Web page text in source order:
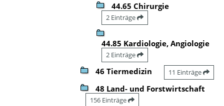
44.65 Chirurgie
2 Einträge
44.85 Kardiologie, Angiologie
2 Einträge
46 Tiermedizin 11 Einträge
48 Land- und Forstwirtschaft
156 Einträge